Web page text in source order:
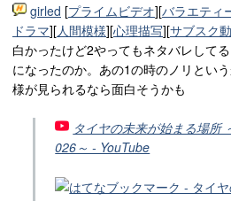
girled [プライムビデオ][バラエティ
ドラマ][人間模様][心理描写][サブスク
白かったけど2やってもネタバレして
になったのか。あの1の時のノリとい
様が見られるなら面白そうかも
タイヤの未来が始まる場所
026～ - YouTube